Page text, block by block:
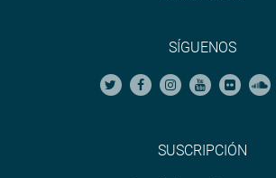
SÍGUENOS
SUSCRIPCIÓN